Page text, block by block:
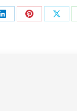
Share
Share
Share